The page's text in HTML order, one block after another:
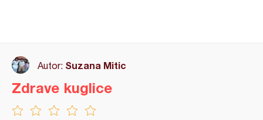
Autor: Suzana Mitic
Zdrave kuglice